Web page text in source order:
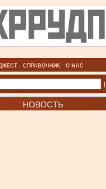
СПРАВОЧНИК О НАС
НОВОСТЬ